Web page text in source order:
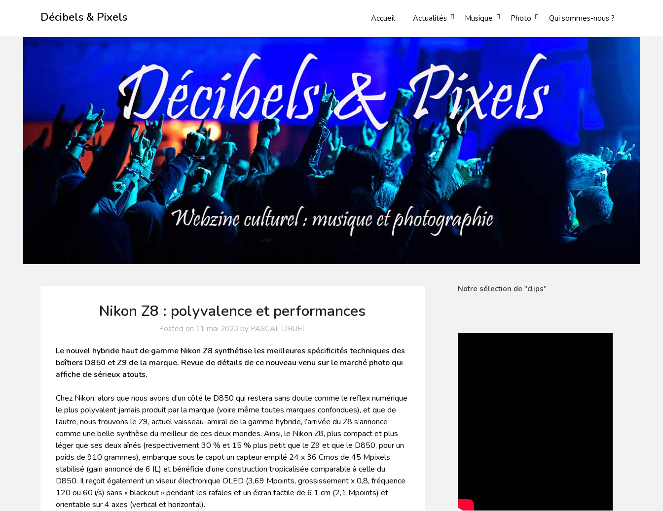
Décibels & Pixels Accueil Actualités Musique Photo Qui sommes-nous ?
Nikon Z8 : polyvalence et performances
Posted on 11 mai 2023 by PASCAL DRUEL
Le nouvel hybride haut de gamme Nikon Z8 synthétise les meilleures spécificités techniques des
boîtiers D850 et Z9 de la marque. Revue de détails de ce nouveau venu sur le marché photo qui
affiche de sérieux atouts.
Chez Nikon, alors que nous avons d’un côté le D850 qui restera sans doute comme le reflex numérique
le plus polyvalent jamais produit par la marque (voire même toutes marques confondues), et que de
l’autre, nous trouvons le Z9, actuel vaisseau-amiral de la gamme hybride, l’arrivée du Z8 s’annonce
comme une belle synthèse du meilleur de ces deux mondes. Ainsi, le Nikon Z8, plus compact et plus
léger que ses deux aînés (respectivement 30 % et 15 % plus petit que le Z9 et que le D850, pour un
poids de 910 grammes), embarque sous le capot un capteur empilé 24 x 36 Cmos de 45 Mpixels
stabilisé (gain annoncé de 6 IL) et bénéficie d’une construction tropicalisée comparable à celle du
D850. Il reçoit également un viseur électronique OLED (3,69 Mpoints, grossissement x 0,8, fréquence
120 ou 60 i/s) sans « blackout » pendant les rafales et un écran tactile de 6,1 cm (2,1 Mpoints) et
orientable sur 4 axes (vertical et horizontal).
Notre sélection de "clips"